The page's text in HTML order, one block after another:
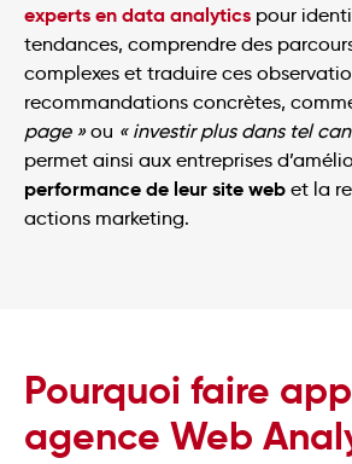
experts en data analytics pour
tendances, comprendre des
complexes et traduire ces
recommandations concrètes,
page »ou « investir plus dans tel
permet ainsi aux entreprises
performance de leur site web et la
actions marketing.
Pourquoi faire
agence Web